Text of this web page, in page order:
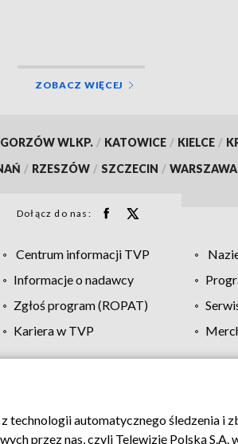
ZOBACZ WIĘCEJ
GORZÓW WLKP. / KATOWICE / KIELCE /
/ RZESZÓW / SZCZECIN / WARSZAWA
Dołącz do nas:
Centrum informacji TVP
Informacje o nadawcy
Zgłoś program (ROPAT)
Kariera w TVP
Moje zgody Pomoc
automatycznego śledzenia i
przez nas, czyli Telewizję Polską S.A.